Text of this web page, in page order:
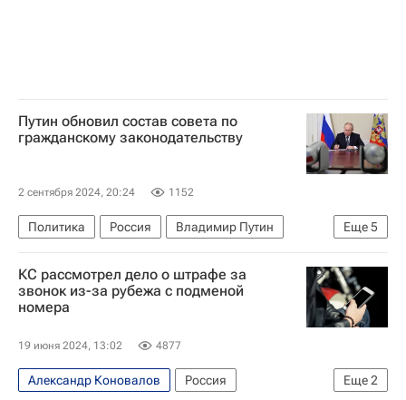
Путин обновил состав совета по
гражданскому законодательству
2 сентября 2024, 20:24 1152
Еще5
Политика Россия
Владимир Путин
Павел Крашенинников
Лидия Михеева
Госдума РФ
МГУ имени М. В. Ломоносова
Ассоциация юристов России
КС рассмотрел дело о штрафе за
звонок из-за рубежа с подменой
номера
19 июня 2024, 13:02 4877
Еще2
Александр Коновалов
Россия